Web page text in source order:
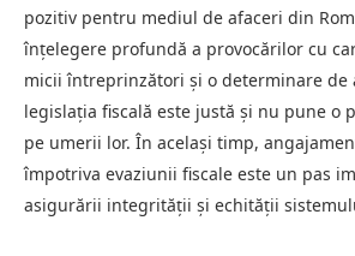
pozitiv pentru mediul de afaceri din
înțelegere profundă a provocărilor cu
micii întreprinzători și o determinare de
legislația fiscală este justă și nu pune o
pe umerii lor. În același timp,
împotriva evaziunii fiscale este un pas
asigurării integrității și echității